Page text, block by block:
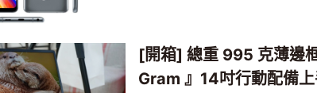
[開箱] 總重 995 克薄邊
Gram 』14吋行動配備